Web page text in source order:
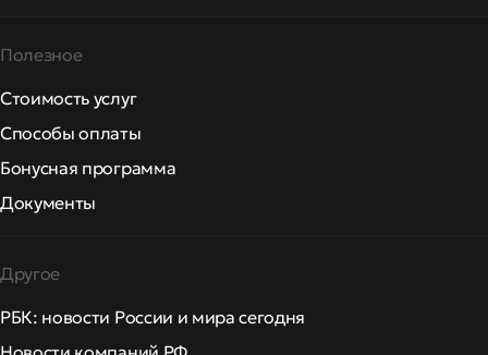
Полезное
Стоимость услуг
Способы оплаты
Бонусная программа
Документы
Другое
РБК: новости России и мира сегодня